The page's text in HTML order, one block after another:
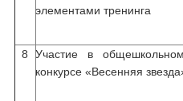
элементами тренинга
8
Участие в
конкурсе «Весенняя